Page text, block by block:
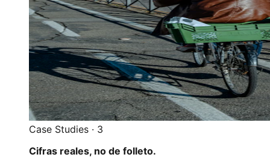
Case Studies · 3
Cifras reales, no de folleto.